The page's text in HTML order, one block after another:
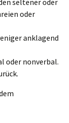
seltener oder
oder
anklagend
oder nonverbal.